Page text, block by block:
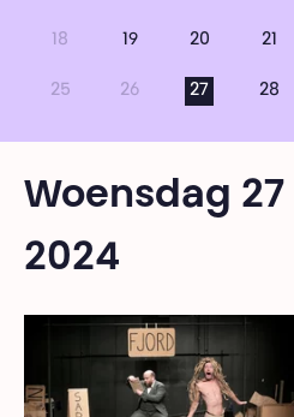
18 19 20 21
25 26 27 28
Woensdag
2024